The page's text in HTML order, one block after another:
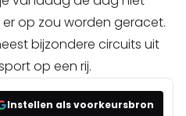
op zou worden geracet.
bijzondere circuits uit
op een rij.
Instellen als voorkeursbron